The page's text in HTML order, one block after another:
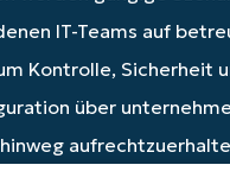
zu
schützen,
sie
die
per
werden.
reduziert
den
Aufwand,
IT-Teams auf
Kontrolle, Sicherheit
über